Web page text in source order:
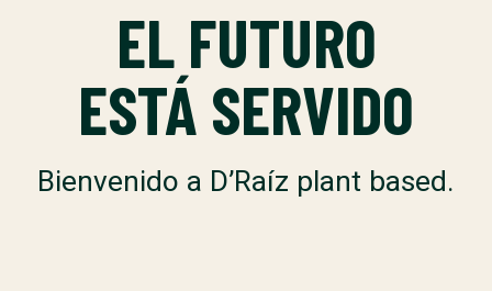
EL FUTURO
ESTÁ SERVIDO
Bienvenido a D’Raíz plant based.